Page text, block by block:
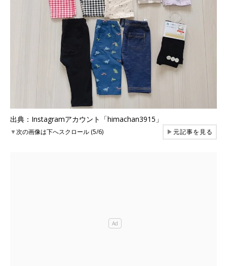
出典：Instagramアカウント「himachan3915」
▼次の画像は下へスクロール (5/6) ▶元記事を見る